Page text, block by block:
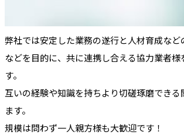
弊社では安定した業務の遂行と人材育成な
などを目的に、共に連携し合える協力業者様
す。
互いの経験や知識を持ちより切磋琢磨できる
ます。
規模は問わず一人親方様も大歓迎です！